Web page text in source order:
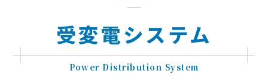
受変電システム
Power Distribution System